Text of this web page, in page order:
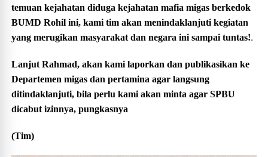
temuan kejahatan diduga kejahatan mafia migas berkedok
BUMD Rohil ini, kami tim akan menindaklanjuti kegiatan
yang merugikan masyarakat dan negara ini sampai tuntas!.
Lanjut Rahmad, akan kami laporkan dan publikasikan ke
Departemen migas dan pertamina agar langsung
ditindaklanjuti, bila perlu kami akan minta agar SPBU
dicabut izinnya, pungkasnya
(Tim)